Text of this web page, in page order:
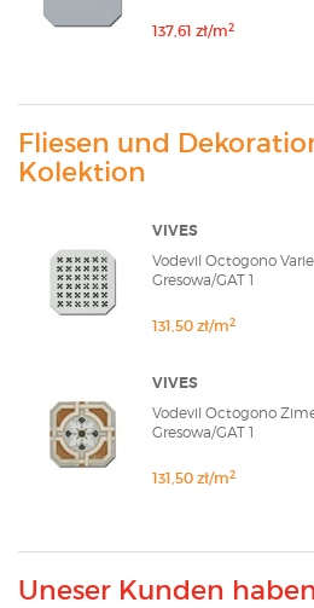
137,61 zł/m2
Fliesen und
Kolektion
VIVES
Vodevil Octogono
Gresowa/GAT 1
131,50 zł/m2
VIVES
Vodevil Octogono
Gresowa/GAT 1
131,50 zł/m2
Uneser Kunden